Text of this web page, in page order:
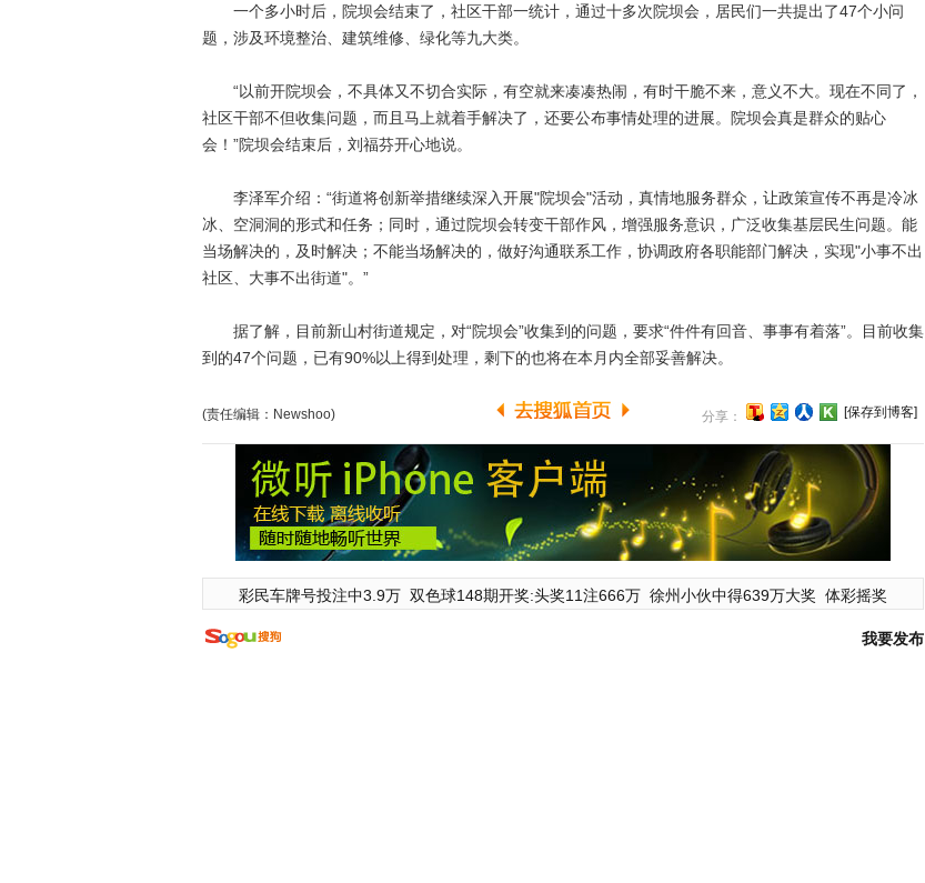
一个多小时后，院坝会结束了，社区干部一统计，通过十多次院坝会，居民们一共提出了47个小问
题，涉及环境整治、建筑维修、绿化等九大类。
“以前开院坝会，不具体又不切合实际，有空就来凑凑热闹，有时干脆不来，意义不大。现在不同了，
社区干部不但收集问题，而且马上就着手解决了，还要公布事情处理的进展。院坝会真是群众的贴心
会！”院坝会结束后，刘福芬开心地说。
李泽军介绍：“街道将创新举措继续深入开展"院坝会"活动，真情地服务群众，让政策宣传不再是冷冰
冰、空洞洞的形式和任务；同时，通过院坝会转变干部作风，增强服务意识，广泛收集基层民生问题。能
当场解决的，及时解决；不能当场解决的，做好沟通联系工作，协调政府各职能部门解决，实现"小事不出
社区、大事不出街道"。”
据了解，目前新山村街道规定，对“院坝会”收集到的问题，要求“件件有回音、事事有着落”。目前收集
到的47个问题，已有90%以上得到处理，剩下的也将在本月内全部妥善解决。
(责任编辑：Newshoo) 分享： [保存到博客]
彩民车牌号投注中3.9万 双色球148期开奖:头奖11注666万 徐州小伙中得639万大奖 体彩摇奖
我要发布